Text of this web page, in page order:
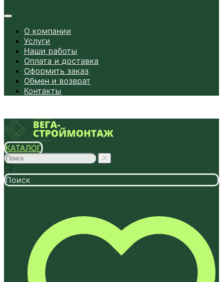
О компании
Услуги
Наши работы
Оплата и доставка
Оформить заказ
Обмен и возврат
Контакты
КАТАЛОГ
Поиск